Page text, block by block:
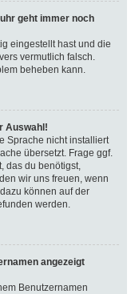
geht immer noch
eingestellt hast und die
vermutlich falsch.
beheben kann.
Auswahl!
Sprache nicht installiert
übersetzt. Frage ggf.
das du benötigst,
wir uns freuen, wenn
können auf der
werden.
angezeigt
Benutzernamen